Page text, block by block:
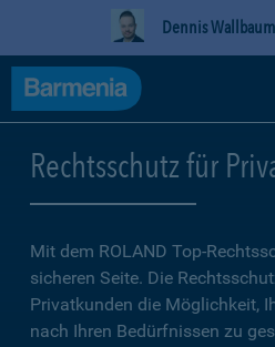
Dennis
Rechtsschutz für
Mit dem ROLAND Top-
sicheren Seite. Die
Privatkunden die Möglichkeit,
nach Ihren Bedürfnissen zu